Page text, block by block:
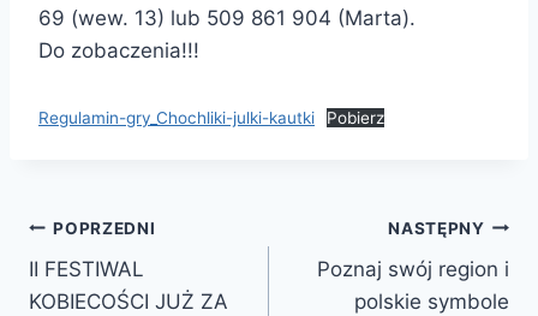
69 (wew. 13) lub 509 861 904 (Marta).
Do zobaczenia!!!
Regulamin-gry_Chochliki-julki-kautki Pobierz
Nawigacja
wpisu
POPRZEDNI
II FESTIWAL
KOBIECOŚCI JUŻ ZA
NASTĘPNY
Poznaj swój region i
polskie symbole